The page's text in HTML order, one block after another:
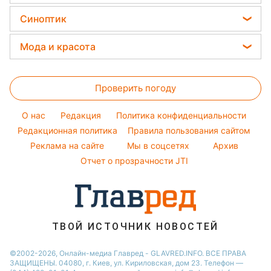
Новости Днепра
Новости Тернополя
Праздничное меню
Закуски
Ольга Сумская
Филипп Киркоров
Елена Зеленская
Ани Лорак
Алла Пугачева
Максим Галкин
Настя Каменских
Уборка
Авто
Стирка
Цены на продукты
Денежная помощь
Тарифы
Курс валют
Синоптик
Прогноз погоды
Магнитные бури
Погода на сегодня
Погода на завтра
Пылевая буря
Мода и красота
Окрашивание волос
Красивый маникюр
Модные ошибки
Новости моды
Советы от Андре Тана
Проверить погоду
O нас Редакция
Политика конфиденциальности
Редакционная политика
Правила пользования сайтом
Реклама на сайте
Мы в соцсетях
Архив
Отчет о прозрачности JTI
ТВОЙ ИСТОЧНИК НОВОСТЕЙ
©2002-2026, Онлайн-медиа Главред - GLAVRED.INFO. ВСЕ ПРАВА
ЗАЩИЩЕНЫ. 04080, г. Киев, ул. Кириловская, дом 23. Телефон —